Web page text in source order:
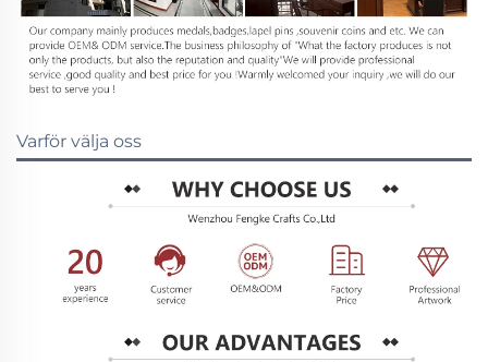
Varför välja oss